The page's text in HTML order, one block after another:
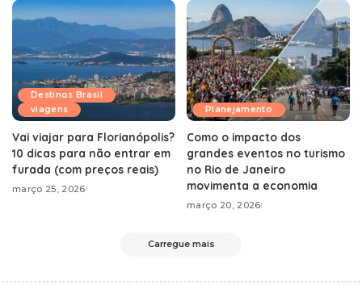
Destinos Brasil
viagens
Vai viajar para Florianópolis?
10 dicas para não entrar em
furada (com preços reais)
março 25, 2026
Planejamento
Como o impacto dos
grandes eventos no turismo
no Rio de Janeiro
movimenta a economia
março 20, 2026
Carregue mais